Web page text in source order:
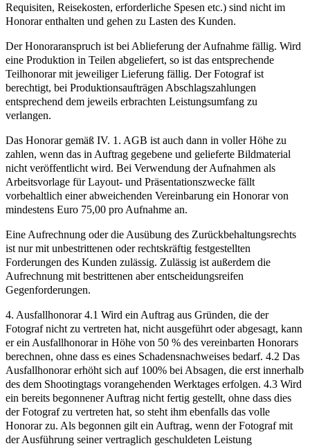
Requisiten, Reisekosten, erforderliche Spesen etc.) sind nicht im
Honorar enthalten und gehen zu Lasten des Kunden.
Der Honoraranspruch ist bei Ablieferung der Aufnahme fällig. Wird
eine Produktion in Teilen abgeliefert, so ist das entsprechende
Teilhonorar mit jeweiliger Lieferung fällig. Der Fotograf ist
berechtigt, bei Produktionsaufträgen Abschlagszahlungen
entsprechend dem jeweils erbrachten Leistungsumfang zu
verlangen.
Das Honorar gemäß IV. 1. AGB ist auch dann in voller Höhe zu
zahlen, wenn das in Auftrag gegebene und gelieferte Bildmaterial
nicht veröffentlicht wird. Bei Verwendung der Aufnahmen als
Arbeitsvorlage für Layout- und Präsentationszwecke fällt
vorbehaltlich einer abweichenden Vereinbarung ein Honorar von
mindestens Euro 75,00 pro Aufnahme an.
Eine Aufrechnung oder die Ausübung des Zurückbehaltungsrechts
ist nur mit unbestrittenen oder rechtskräftig festgestellten
Forderungen des Kunden zulässig. Zulässig ist außerdem die
Aufrechnung mit bestrittenen aber entscheidungsreifen
Gegenforderungen.
4. Ausfallhonorar 4.1 Wird ein Auftrag aus Gründen, die der
Fotograf nicht zu vertreten hat, nicht ausgeführt oder abgesagt, kann
er ein Ausfallhonorar in Höhe von 50 % des vereinbarten Honorars
berechnen, ohne dass es eines Schadensnachweises bedarf. 4.2 Das
Ausfallhonorar erhöht sich auf 100% bei Absagen, die erst innerhalb
des dem Shootingtags vorangehenden Werktages erfolgen. 4.3 Wird
ein bereits begonnener Auftrag nicht fertig gestellt, ohne dass dies
der Fotograf zu vertreten hat, so steht ihm ebenfalls das volle
Honorar zu. Als begonnen gilt ein Auftrag, wenn der Fotograf mit
der Ausführung seiner vertraglich geschuldeten Leistung